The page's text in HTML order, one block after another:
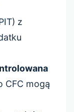
z
CFC mogą